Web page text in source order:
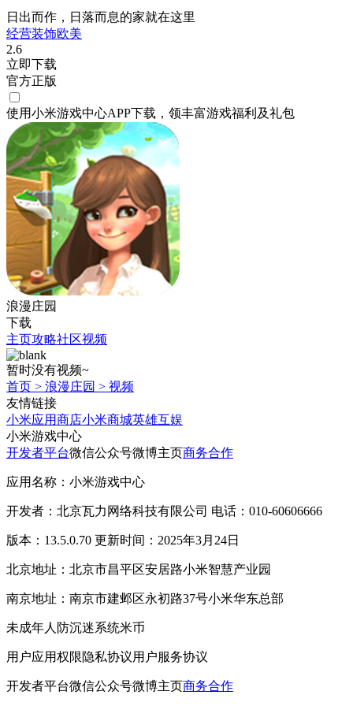
日出而作，日落而息的家就在这里
经营装饰欧美
2.6
立即下载
官方正版
使用小米游戏中心APP下载 ，领丰富游戏福利 及礼包
浪漫庄园
下载
主页攻略社区视频
暂时没有视频~
首页 > 浪漫庄园 > 视频
友情链接
小米应用商店小米商城英雄互娱
小米游戏中心
开发者平台微信公众号微博主页商务合作
应用名称：小米游戏中心
开发者：北京瓦力网络科技有限公司 电话：010-60606666
版本：13.5.0.70 更新时间：2025年3月24日
北京地址：北京市昌平区安居路小米智慧产业园
南京地址：南京市建邺区永初路37号小米华东总部
未成年人防沉迷系统米币
用户应用权限隐私协议用户服务协议
开发者平台微信公众号微博主页商务合作